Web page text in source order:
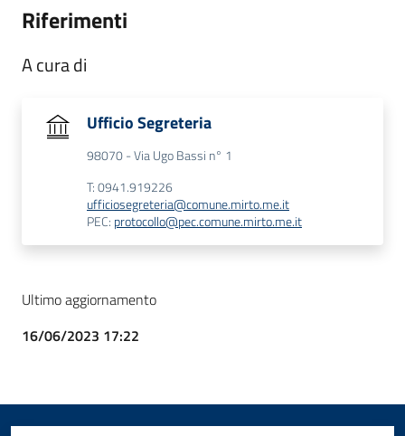
Riferimenti
A cura di
Ufficio Segreteria
98070 - Via Ugo Bassi n° 1
T: 0941.919226
ufficiosegreteria@comune.mirto.me.it
PEC: protocollo@pec.comune.mirto.me.it
Ultimo aggiornamento
16/06/2023 17:22